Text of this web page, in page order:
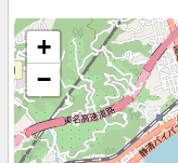
+
−